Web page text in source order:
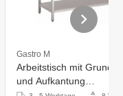
Gastro M
Arbeitstisch mit
und Aufkantung